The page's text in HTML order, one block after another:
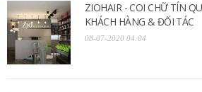
ZIOHAIR - COI CHỮ TÍN
KHÁCH HÀNG & ĐỐI TÁC
08-07-2020 04:04